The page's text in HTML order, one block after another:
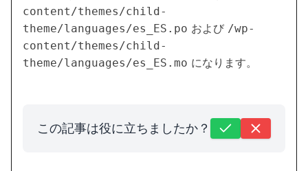
content/themes/child-
theme/languages/es_ES.po および /wp-
content/themes/child-
theme/languages/es_ES.mo になります。
この記事は役に立ちましたか？